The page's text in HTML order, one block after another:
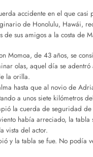
accidente en el que
de Honolulu, Hawái,
de sus amigos a la costa de
Momoa, de 43 años, se
olas, aquel día se
la orilla.
hasta que al novio de
a unos siete kilómetros
la cuerda de seguridad de
había arreciado, la tabla
vista del actor.
y la tabla se fue. No podía